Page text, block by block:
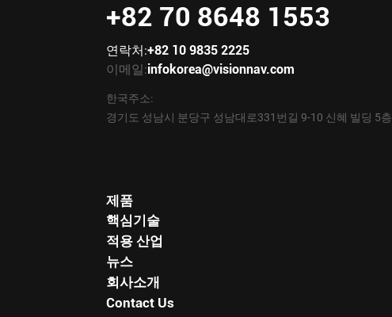
+82 70 8648 1553
연락처:+82 10 9835 2225
이메일:infokorea@visionnav.com
한국주소:
경기도 성남시 분당구 성남대로331번길 9-10 신혜 빌딩 5층
제품
핵심기술
적용 산업
뉴스
회사소개
Contact Us